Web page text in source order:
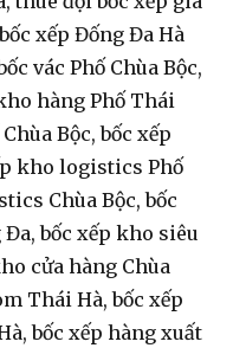
xếp Đống Đa Hà
vác Phố Chùa Bộc,
hàng Phố Thái
Bộc, bốc xếp
kho logistics Phố
Chùa Bộc, bốc
bốc xếp kho siêu
cửa hàng Chùa
Thái Hà, bốc xếp
bốc xếp hàng xuất